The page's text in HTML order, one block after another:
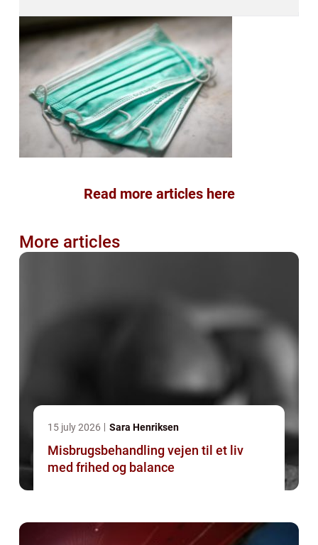
Read more articles here
More articles
15 july 2026 Sara Henriksen
Misbrugsbehandling vejen til et liv
med frihed og balance